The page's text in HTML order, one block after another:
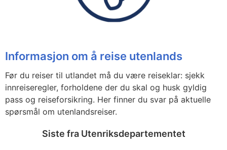
Informasjon om å reise utenlands
Før du reiser til utlandet må du være reiseklar: sjekk
innreiseregler, forholdene der du skal og husk gyldig
pass og reiseforsikring. Her finner du svar på aktuelle
spørsmål om utenlandsreiser.
Siste fra Utenriksdepartementet